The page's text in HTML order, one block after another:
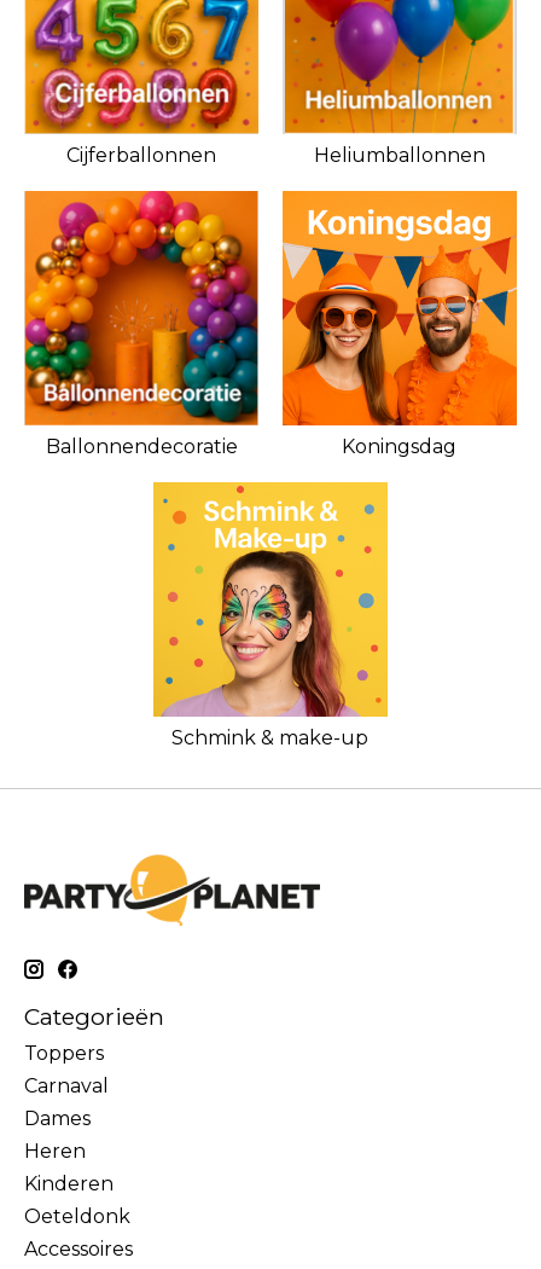
Cijferballonnen Heliumballonnen
Ballonnendecoratie Koningsdag
Schmink & make-up
Categorieën
Toppers
Carnaval
Dames
Heren
Kinderen
Oeteldonk
Accessoires